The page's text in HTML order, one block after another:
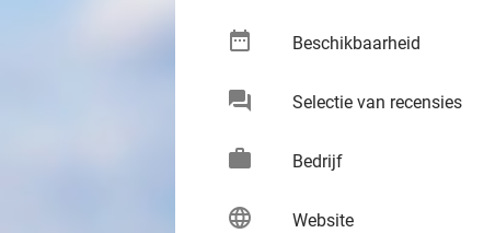
date_range Beschikbaarheid
chat Selectie van recensies
work Bedrijf
language Website